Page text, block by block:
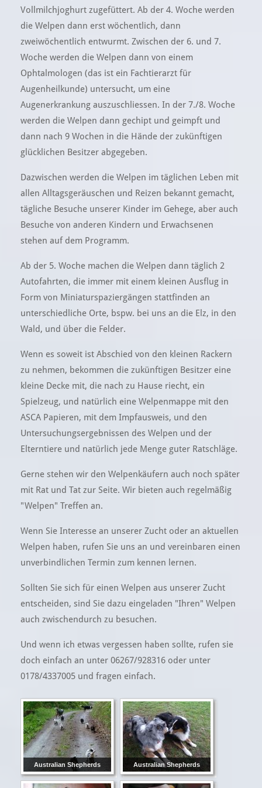
Vollmilchjoghurt zugefüttert. Ab der 4. Woche werden
die Welpen dann erst wöchentlich, dann
zweiwöchentlich entwurmt. Zwischen der 6. und 7.
Woche werden die Welpen dann von einem
Ophtalmologen (das ist ein Fachtierarzt für
Augenheilkunde) untersucht, um eine
Augenerkrankung auszuschliessen. In der 7./8. Woche
werden die Welpen dann gechipt und geimpft und
dann nach 9 Wochen in die Hände der zukünftigen
glücklichen Besitzer abgegeben.
Dazwischen werden die Welpen im täglichen Leben mit
allen Alltagsgeräuschen und Reizen bekannt gemacht,
tägliche Besuche unserer Kinder im Gehege, aber auch
Besuche von anderen Kindern und Erwachsenen
stehen auf dem Programm.
Ab der 5. Woche machen die Welpen dann täglich 2
Autofahrten, die immer mit einem kleinen Ausflug in
Form von Miniaturspaziergängen stattfinden an
unterschiedliche Orte, bspw. bei uns an die Elz, in den
Wald, und über die Felder.
Wenn es soweit ist Abschied von den kleinen Rackern
zu nehmen, bekommen die zukünftigen Besitzer eine
kleine Decke mit, die nach zu Hause riecht, ein
Spielzeug, und natürlich eine Welpenmappe mit den
ASCA Papieren, mit dem Impfausweis, und den
Untersuchungsergebnissen des Welpen und der
Elterntiere und natürlich jede Menge guter Ratschläge.
Gerne stehen wir den Welpenkäufern auch noch später
mit Rat und Tat zur Seite. Wir bieten auch regelmäßig
"Welpen" Treffen an.
Wenn Sie Interesse an unserer Zucht oder an aktuellen
Welpen haben, rufen Sie uns an und vereinbaren einen
unverbindlichen Termin zum kennen lernen.
Sollten Sie sich für einen Welpen aus unserer Zucht
entscheiden, sind Sie dazu eingeladen "Ihren" Welpen
auch zwischendurch zu besuchen.
Und wenn ich etwas vergessen haben sollte, rufen sie
doch einfach an unter 06267/928316 oder unter
0178/4337005 und fragen einfach.
Australian Shepherds Australian Shepherds